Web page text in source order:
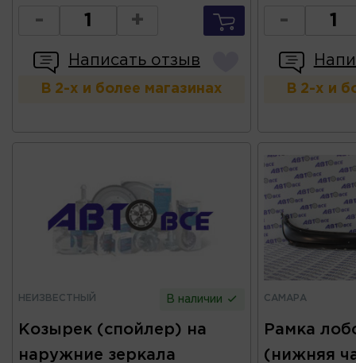
- +
Написать отзыв
В 2-х и более магазинах
-
В 2-х и
НЕИЗВЕСТНЫЙ В наличии
Козырек (спойлер) на
наружние зеркала
САМАРА
Рамка
(нижняя